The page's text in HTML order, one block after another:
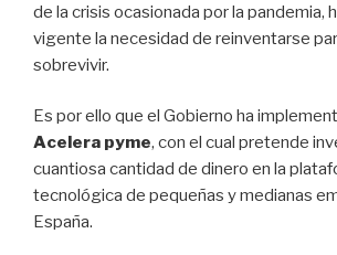
de la crisis ocasionada por la pandemia,
vigente la necesidad de reinventarse
sobrevivir.
Es por ello que el Gobierno ha
Acelera pyme, con el cual pretende
cuantiosa cantidad de dinero en la
tecnológica de pequeñas y medianas
España.